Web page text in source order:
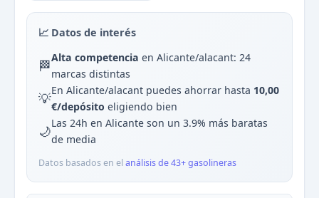
📈 Datos de interés
🏁Alta competencia en Alicante/alacant: 24
marcas distintas
💡En Alicante/alacant puedes ahorrar hasta 10,00
€/depósito eligiendo bien
🌙Las 24h en Alicante son un 3.9% más baratas
de media
Datos basados en el análisis de 43+ gasolineras